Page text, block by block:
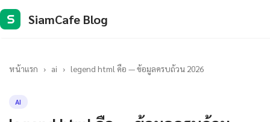
S SiamCafe Blog
หน้าแรก › ai › legend html คือ — ข้อมูลครบถ้วน 2026
AI